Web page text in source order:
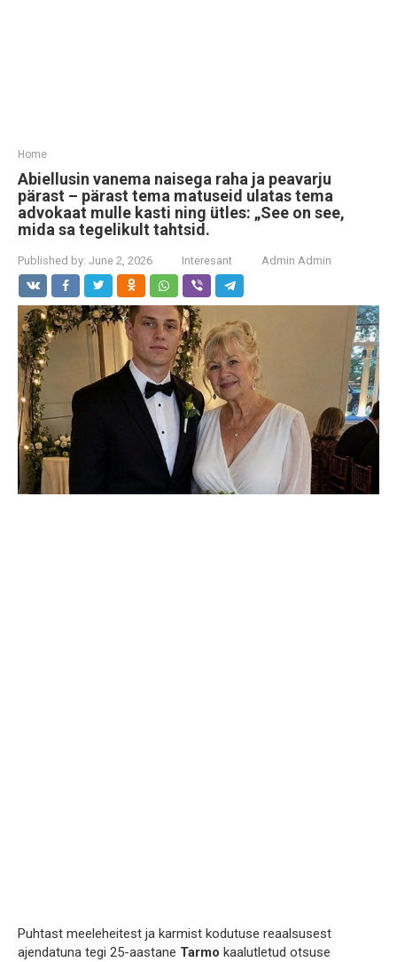
Home
Abiellusin vanema naisega raha ja peavarju
pärast – pärast tema matuseid ulatas tema
advokaat mulle kasti ning ütles: „See on see,
mida sa tegelikult tahtsid.
Published by: June 2, 2026 Interesant Admin Admin
Puhtast meeleheitest ja karmist kodutuse reaalsusest
ajendatuna tegi 25-aastane Tarmo kaalutletud otsuse